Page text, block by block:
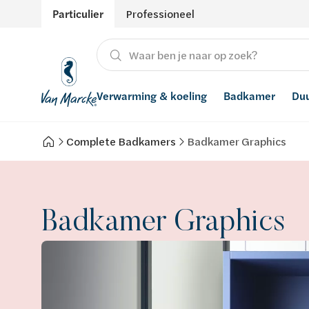
Particulier Professioneel
Verwarming & koeling
Verwarming
Badkamer
Producten
Advies
Hernieuwbare energie
Regenwaterrecuperatie
Waterontharders
Complete Badkamers Badkamer Graphics
Badkamer Graphics